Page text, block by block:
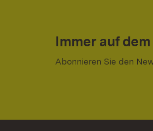
Immer auf
Abonnieren Sie den